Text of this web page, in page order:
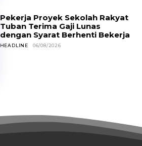
Pekerja Proyek Sekolah Rakyat
Tuban Terima Gaji Lunas
dengan Syarat Berhenti Bekerja
HEADLINE 06/08/2026